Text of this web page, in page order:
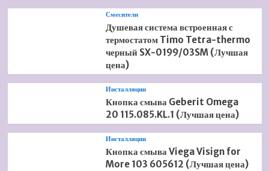
Смесители
Душевая система встроенная с
термостатом Timo Tetra-thermo
черный SX-0199/03SM (Лучшая
цена)
Инсталляции
Кнопка смыва Geberit Omega
20 115.085.KL.1 (Лучшая цена)
Инсталляции
Кнопка смыва Viega Visign for
More 103 605612 (Лучшая цена)